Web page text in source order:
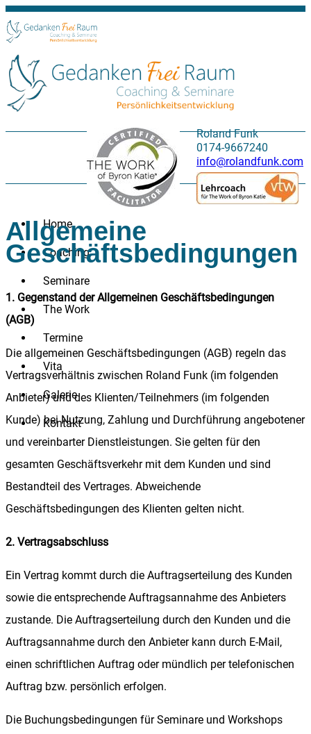
Roland Funk
0174-9667240
info@rolandfunk.com
Home
Coaching
Seminare
The Work
Termine
Vita
Galerie
Kontakt
Allgemeine
Geschäftsbedingungen
1. Gegenstand der Allgemeinen Geschäftsbedingungen
(AGB)
Die allgemeinen Geschäftsbedingungen (AGB) regeln das
Vertragsverhältnis zwischen Roland Funk (im folgenden
Anbieter) und des Klienten/Teilnehmers (im folgenden
Kunde) bei Nutzung, Zahlung und Durchführung angebotener
und vereinbarter Dienstleistungen. Sie gelten für den
gesamten Geschäftsverkehr mit dem Kunden und sind
Bestandteil des Vertrages. Abweichende
Geschäftsbedingungen des Klienten gelten nicht.
2. Vertragsabschluss
Ein Vertrag kommt durch die Auftragserteilung des Kunden
sowie die entsprechende Auftragsannahme des Anbieters
zustande. Die Auftragserteilung durch den Kunden und die
Auftragsannahme durch den Anbieter kann durch E-Mail,
einen schriftlichen Auftrag oder mündlich per telefonischen
Auftrag bzw. persönlich erfolgen.
Die Buchungsbedingungen für Seminare und Workshops